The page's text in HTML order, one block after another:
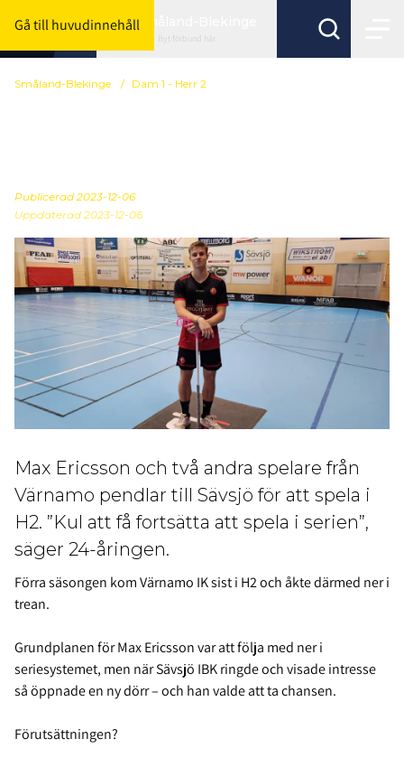
Gå till huvudinnehållSmåland-Blekinge
Byt förbund här
Småland-Blekinge / Dam 1 - Herr 2
Publicerad 2023-12-06
Uppdaterad 2023-12-06
Max Ericsson och två andra spelare från
Värnamo pendlar till Sävsjö för att spela i
H2. ”Kul att få fortsätta att spela i serien”,
säger 24-åringen.
Förra säsongen kom Värnamo IK sist i H2 och åkte därmed ner i
trean.
Grundplanen för Max Ericsson var att följa med ner i
seriesystemet, men när Sävsjö IBK ringde och visade intresse
så öppnade en ny dörr – och han valde att ta chansen.
Förutsättningen?